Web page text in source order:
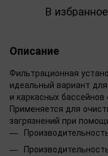
В избранное
Описание
Фильтрационная
идеальный вариант
и каркасных
Применяется для
загрязнений при